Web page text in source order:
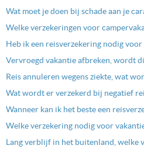
Wat moet je doen bij schade aan je
Welke verzekeringen voor
Heb ik een reisverzekering nodig
Vervroegd vakantie afbreken, wordt
Reis annuleren wegens ziekte, wat
Wat wordt er verzekerd bij negatief
Wanneer kan ik het beste een
Welke verzekering nodig voor
Lang verblijf in het buitenland, welke